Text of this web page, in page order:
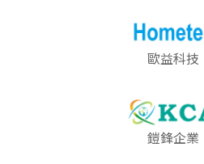
歐益科技
鎧鋒企業